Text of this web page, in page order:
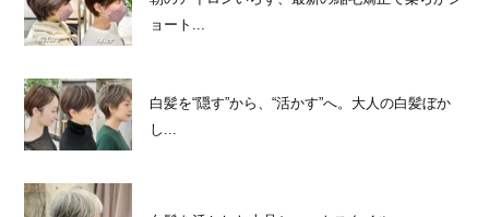
ョート...
白髪を“隠す”から、“活かす”へ。大人の白髪ぼか
し...